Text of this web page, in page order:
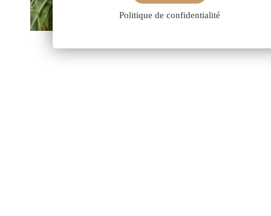
Politique de confidentialité